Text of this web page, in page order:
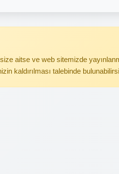
aitse ve web sitemizde
kaldırılması talebinde